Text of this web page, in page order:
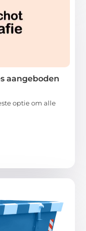
aangeboden
optie om alle